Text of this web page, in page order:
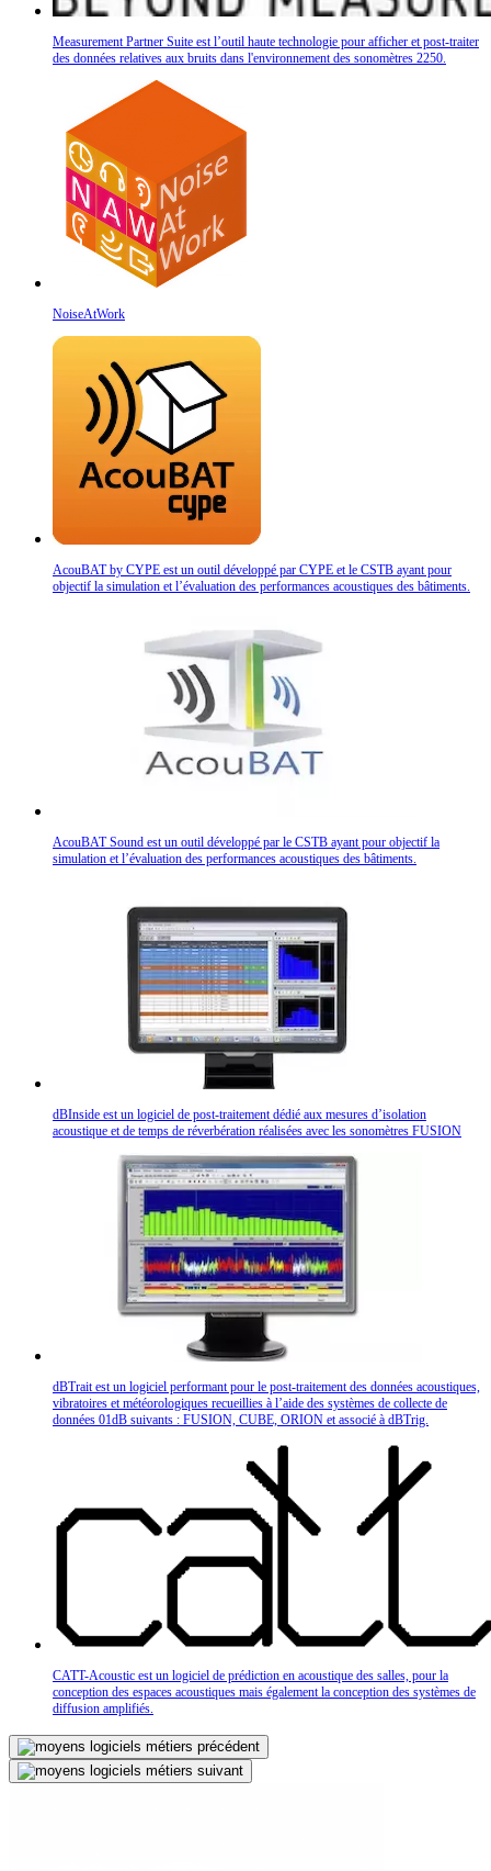
Measurement Partner Suite est l’outil haute technologie pour afficher et post-traiter
des données relatives aux bruits dans l'environnement des sonomètres 2250.
NoiseAtWork
AcouBAT by CYPE est un outil développé par CYPE et le CSTB ayant pour
objectif la simulation et l’évaluation des performances acoustiques des bâtiments.
AcouBAT Sound est un outil développé par le CSTB ayant pour objectif la
simulation et l’évaluation des performances acoustiques des bâtiments.
dBInside est un logiciel de post-traitement dédié aux mesures d’isolation
acoustique et de temps de réverbération réalisées avec les sonomètres FUSION
dBTrait est un logiciel performant pour le post-traitement des données acoustiques,
vibratoires et météorologiques recueillies à l’aide des systèmes de collecte de
données 01dB suivants : FUSION, CUBE, ORION et associé à dBTrig.
CATT-Acoustic est un logiciel de prédiction en acoustique des salles, pour la
conception des espaces acoustiques mais également la conception des systèmes de
diffusion amplifiés.